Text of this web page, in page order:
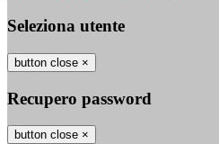
Seleziona utente
button close ×
Recupero password
button close ×